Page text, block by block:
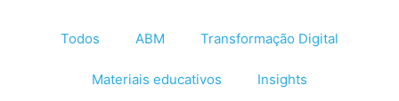
Todos ABM Transformação Digital
Materiais educativos Insights